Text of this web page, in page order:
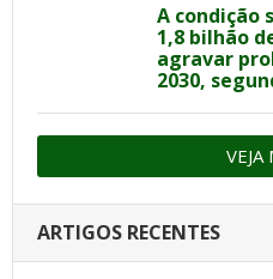
A condição
1,8 bilhão
agravar
2030,
VEJA
ARTIGOS RECENTES